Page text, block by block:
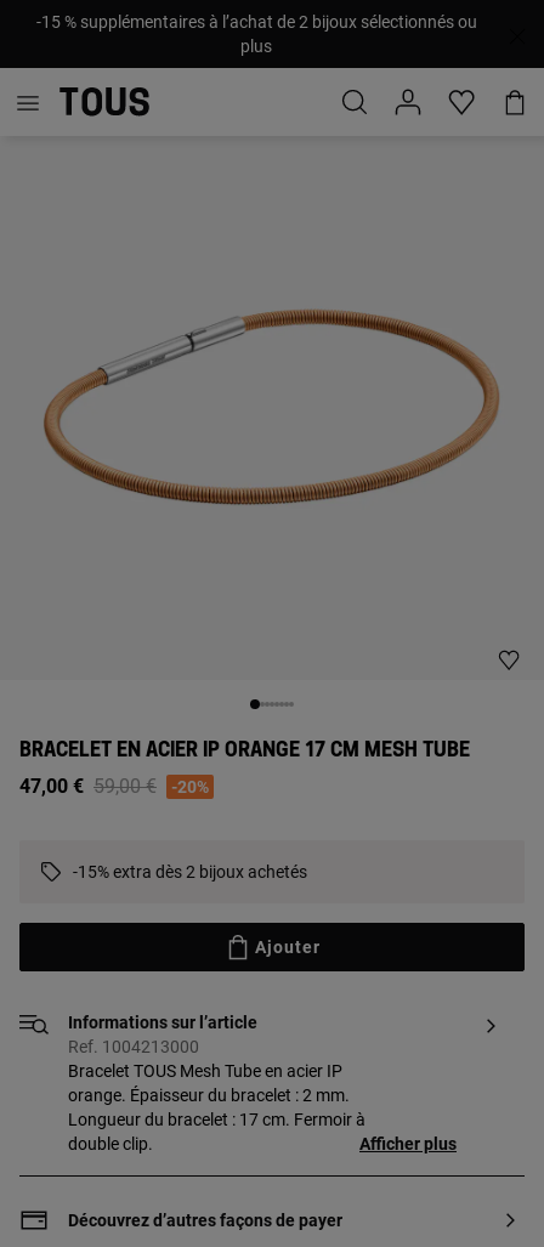
-15 % supplémentaires à l’achat de 2 bijoux sélectionnés ou
plus
BRACELET EN ACIER IP ORANGE 17 CM MESH TUBE
47,00 € Price reduced from
59,00 €to-20%
-15% extra dès 2 bijoux achetés
Ajouter
Informations sur l’article
Ref. 1004213000
Bracelet TOUS Mesh Tube en acier IP
orange. Épaisseur du bracelet : 2 mm.
Longueur du bracelet : 17 cm. Fermoir à
double clip.
Afficher plus
Découvrez d’autres façons de payer